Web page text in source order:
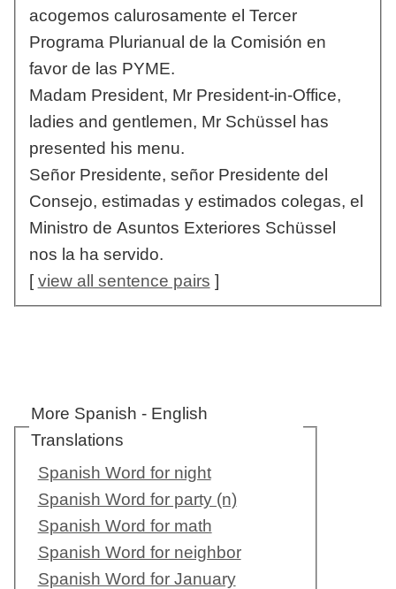
acogemos calurosamente el Tercer
Programa Plurianual de la Comisión en
favor de las PYME.
Madam President, Mr President-in-Office,
ladies and gentlemen, Mr Schüssel has
presented his menu.
Señor Presidente, señor Presidente del
Consejo, estimadas y estimados colegas, el
Ministro de Asuntos Exteriores Schüssel
nos la ha servido.
[view all sentence pairs ]
More Spanish - English
Translations
Spanish Word for night
Spanish Word for party (n)
Spanish Word for math
Spanish Word for neighbor
Spanish Word for January